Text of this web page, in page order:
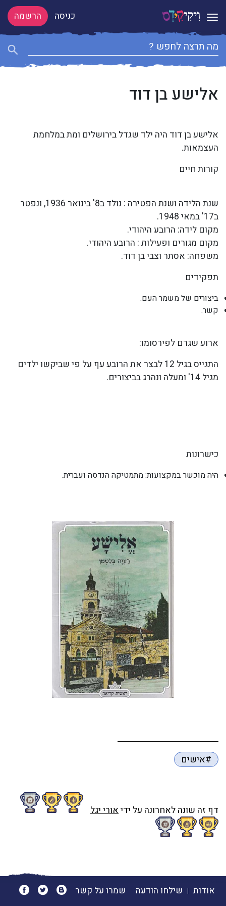
Toggle navigation כניסה הרשמה
אלישע בן דוד
אלישע בן דוד היה ילד שגדל בירושלים ומת במלחמת
העצמאות.
קורות חיים
שנת הלידה ושנת הפטירה : נולד ב8' בינואר 1936, ונפטר
ב17' במאי 1948.
מקום לידה: הרובע היהודי.
מקום מגורים ופעילות : הרובע היהודי.
משפחה: אסתר וצבי בן דוד.
תפקידים
ביצורים של משמר העם.
קשר.
ארוע שגרם לפירסומו:
התגייס בגיל 12 לבצר את הרובע עף על פי שביקשו ילדים
מגיל 14' ומעלה ונהרג בביצורים.
כישרונות
היה מוכשר במקצועות: מתמטיקה הנדסה ועברית.
#אישים
דף זה שונה לאחרונה על ידיאורי יגל
אודות שילחו הודעה שמרו על קשר